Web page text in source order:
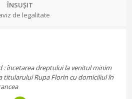
ÎNSUȘIT
de legalitate
: încetarea dreptului la venitul minim
titularului Rupa Florin cu domiciliul în